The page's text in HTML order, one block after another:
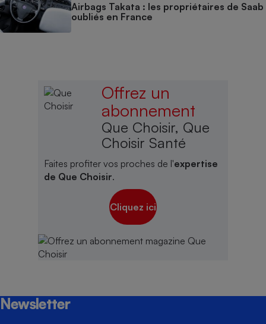
Airbags Takata : les propriétaires de Saab
oubliés en France
Offrez un
abonnement
Que Choisir, Que
Choisir Santé
Faites profiter vos proches de l'expertise
de Que Choisir.
Cliquez ici
Newsletter